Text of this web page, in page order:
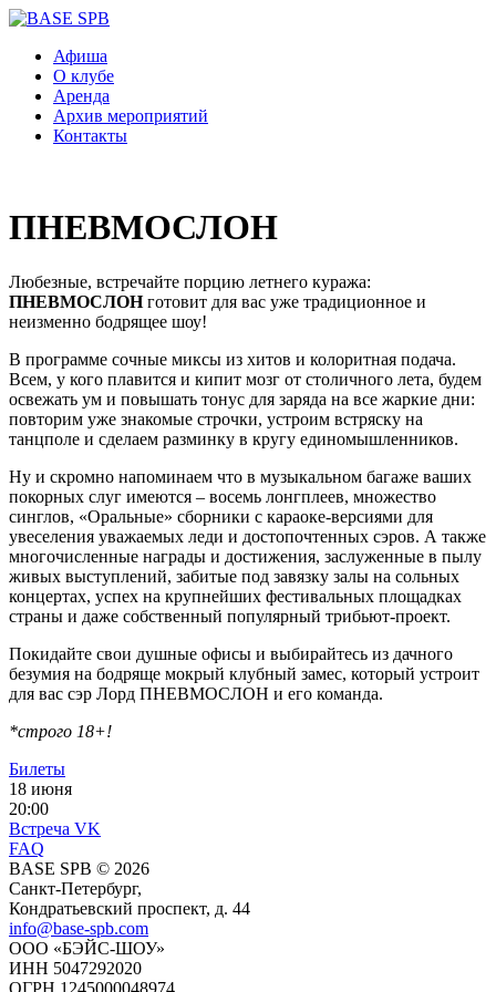
Афиша
О клубе
Аренда
Архив мероприятий
Контакты
ПНЕВМОСЛОН
Любезные, встречайте порцию летнего куража:
ПНЕВМОСЛОНготовит для вас уже традиционное и
неизменно бодрящее шоу!
В программе сочные миксы из хитов и колоритная подача.
Всем, у кого плавится и кипит мозг от столичного лета, будем
освежать ум и повышать тонус для заряда на все жаркие дни:
повторим уже знакомые строчки, устроим встряску на
танцполе и сделаем разминку в кругу единомышленников.
Ну и скромно напоминаем что в музыкальном багаже ваших
покорных слуг имеются – восемь лонгплеев, множество
синглов, «Оральные» сборники с караоке‑версиями для
увеселения уважаемых леди и достопочтенных сэров. А также
многочисленные награды и достижения, заслуженные в пылу
живых выступлений, забитые под завязку залы на сольных
концертах, успех на крупнейших фестивальных площадках
страны и даже собственный популярный трибьют‑проект.
Покидайте свои душные офисы и выбирайтесь из дачного
безумия на бодряще мокрый клубный замес, который устроит
для вас сэр Лорд ПНЕВМОСЛОН и его команда.
*cтрого 18+!
Билеты
18 июня
20:00
Встреча VK
FAQ
BASE SPB © 2026
Санкт-Петербург,
Кондратьевский проспект, д. 44
info@base-spb.com
ООО «БЭЙС-ШОУ»
ИНН 5047292020
ОГРН 1245000048974